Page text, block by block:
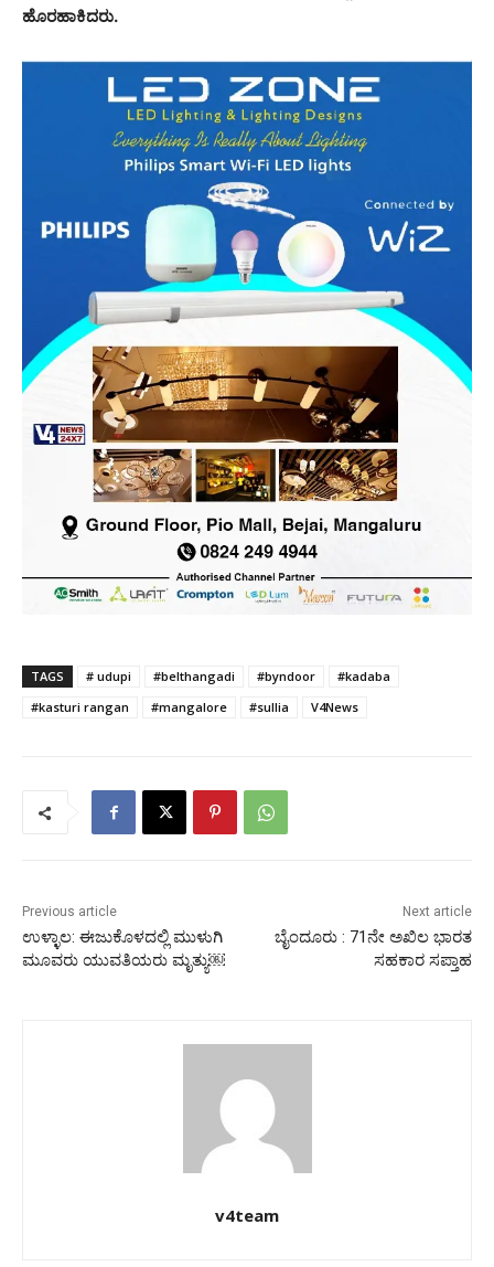
ಹೊರಹಾಕಿದರು.
TAGS # udupi #belthangadi #byndoor
#kadaba
#kasturi rangan
#mangalore #sullia V4News
Previous article
ಉಳ್ಳಾಲ: ಈಜುಕೊಳದಲ್ಲಿ ಮುಳುಗಿ
ಮೂವರು ಯುವತಿಯರು ಮೃತ್ಯು￼
Next article
ಬೈಂದೂರು : 71ನೇ ಅಖಿಲ ಭಾರತ
ಸಹಕಾರ ಸಪ್ತಾಹ
v4team